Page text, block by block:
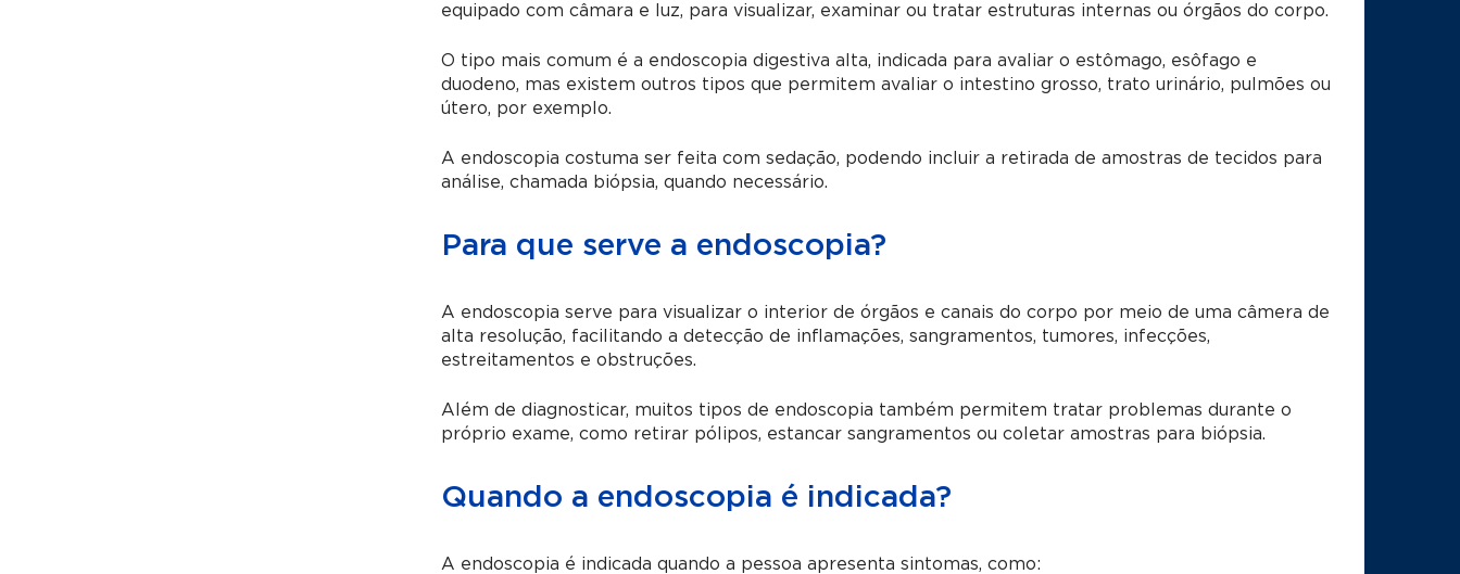
equipado com câmara e luz, para visualizar, examinar ou tratar estruturas internas ou órgãos do corpo.
O tipo mais comum é a endoscopia digestiva alta, indicada para avaliar o estômago, esôfago e
duodeno, mas existem outros tipos que permitem avaliar o intestino grosso, trato urinário, pulmões ou
útero, por exemplo.
A endoscopia costuma ser feita com sedação, podendo incluir a retirada de amostras de tecidos para
análise, chamada biópsia, quando necessário.
Para que serve a endoscopia?
A endoscopia serve para visualizar o interior de órgãos e canais do corpo por meio de uma câmera de
alta resolução, facilitando a detecção de inflamações, sangramentos, tumores, infecções,
estreitamentos e obstruções.
Além de diagnosticar, muitos tipos de endoscopia também permitem tratar problemas durante o
próprio exame, como retirar pólipos, estancar sangramentos ou coletar amostras para biópsia.
Quando a endoscopia é indicada?
A endoscopia é indicada quando a pessoa apresenta sintomas, como: